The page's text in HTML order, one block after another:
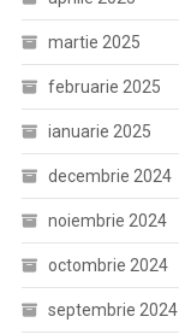
martie 2025
februarie 2025
ianuarie 2025
decembrie 2024
noiembrie 2024
octombrie 2024
septembrie 2024